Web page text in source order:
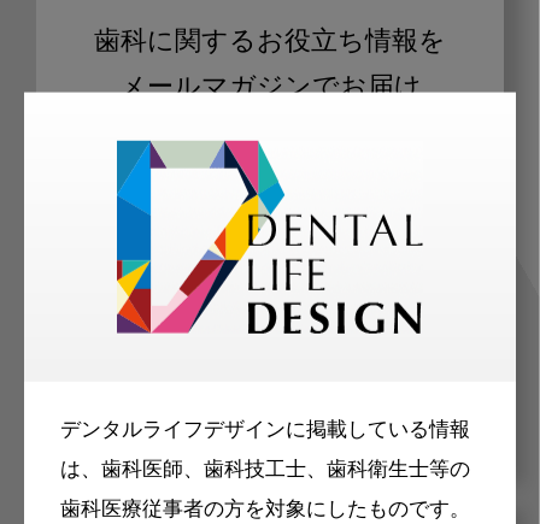
デンタルライフデザインに掲載している情報
は、歯科医師、歯科技工士、歯科衛生士等の
歯科医療従事者の方を対象にしたものです。
歯科に関するお役立ち情報を
メールマガジンでお届け
ご登録いただいた職種（歯科医師、歯
科衛生士、歯科技工士）に合わせた内
容のメールマガジンをお届けします。